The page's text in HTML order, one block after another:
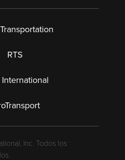
RTS
International
Inc. Todos los